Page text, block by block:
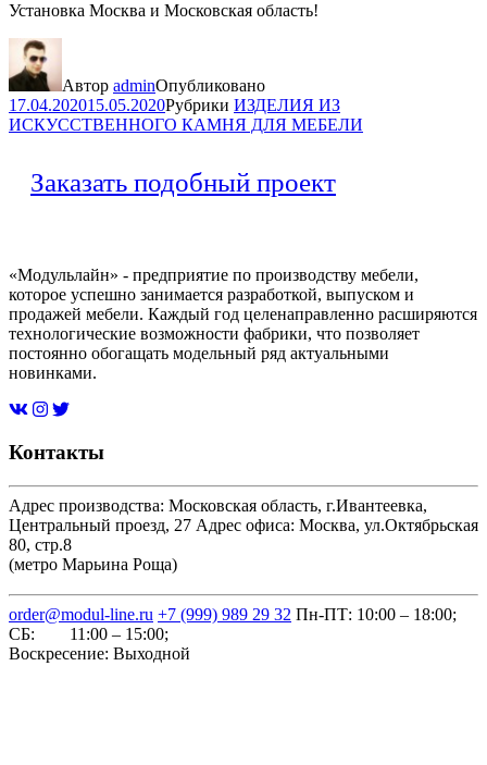
Установка Москва и Московская область!
Автор adminОпубликовано
17.04.202015.05.2020Рубрики ИЗДЕЛИЯ ИЗ
ИСКУССТВЕННОГО КАМНЯ ДЛЯ МЕБЕЛИ
Заказать подобный проект
«Модульлайн» - предприятие по производству мебели,
которое успешно занимается разработкой, выпуском и
продажей мебели. Каждый год целенаправленно расширяются
технологические возможности фабрики, что позволяет
постоянно обогащать модельный ряд актуальными
новинками.
Контакты
Адрес производства: Московская область, г.Ивантеевка,
Центральный проезд, 27 Адрес офиса: Москва, ул.Октябрьская
80, стр.8
(метро Марьина Роща)
order@modul-line.ru +7 (999) 989 29 32 Пн-ПТ: 10:00 – 18:00;
СБ: 11:00 – 15:00;
Воскресение: Выходной